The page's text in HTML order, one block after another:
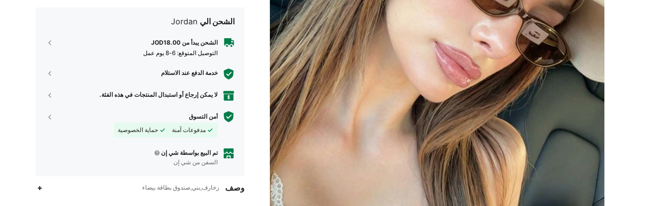
الشحن الي Jordan
الشحن يبدأ من JOD18.00
التوصيل المتوقع: 6-8 يوم عمل
خدمة الدفع عند الاستلام
لا يمكن إرجاع أو استبدال المنتجات في هذه الفئة.
أمن التسوق
مدفوعات آمنة
حماية الخصوصية
تم البيع بواسطة شي إن
السفن من شي إن
وصف زخارف,بني,صندوق بطاقة بيضاء
4.89
377
14K